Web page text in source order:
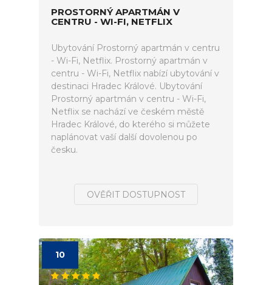
PROSTORNÝ APARTMÁN V
CENTRU - WI-FI, NETFLIX
Ubytování Prostorný apartmán v centru
- Wi-Fi, Netflix. Prostorný apartmán v
centru - Wi-Fi, Netflix nabízí ubytování v
destinaci Hradec Králové. Ubytování
Prostorný apartmán v centru - Wi-Fi,
Netflix se nachází ve českém městě
Hradec Králové, do kterého si můžete
naplánovat vaší další dovolenou po
česku.
OVĚŘIT DOSTUPNOST
10